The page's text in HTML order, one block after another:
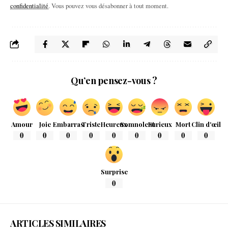
confidentialité. Vous pouvez vous désabonner à tout moment.
Qu’en pensez-vous ?
Amour
0
Joie
0
Embarras
0
Triste
0
Heureux
0
Somnolent
0
Furieux
0
Mort
0
Clin d'œil
0
Surprise
0
ARTICLES SIMILAIRES